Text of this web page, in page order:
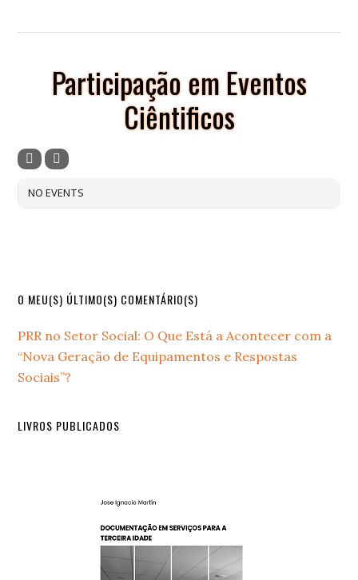
Participação em Eventos
Ciêntificos
NO EVENTS
Primary
Sidebar
O MEU(S) ÚLTIMO(S) COMENTÁRIO(S)
PRR no Setor Social: O Que Está a Acontecer com a
“Nova Geração de Equipamentos e Respostas
Sociais”?
LIVROS PUBLICADOS